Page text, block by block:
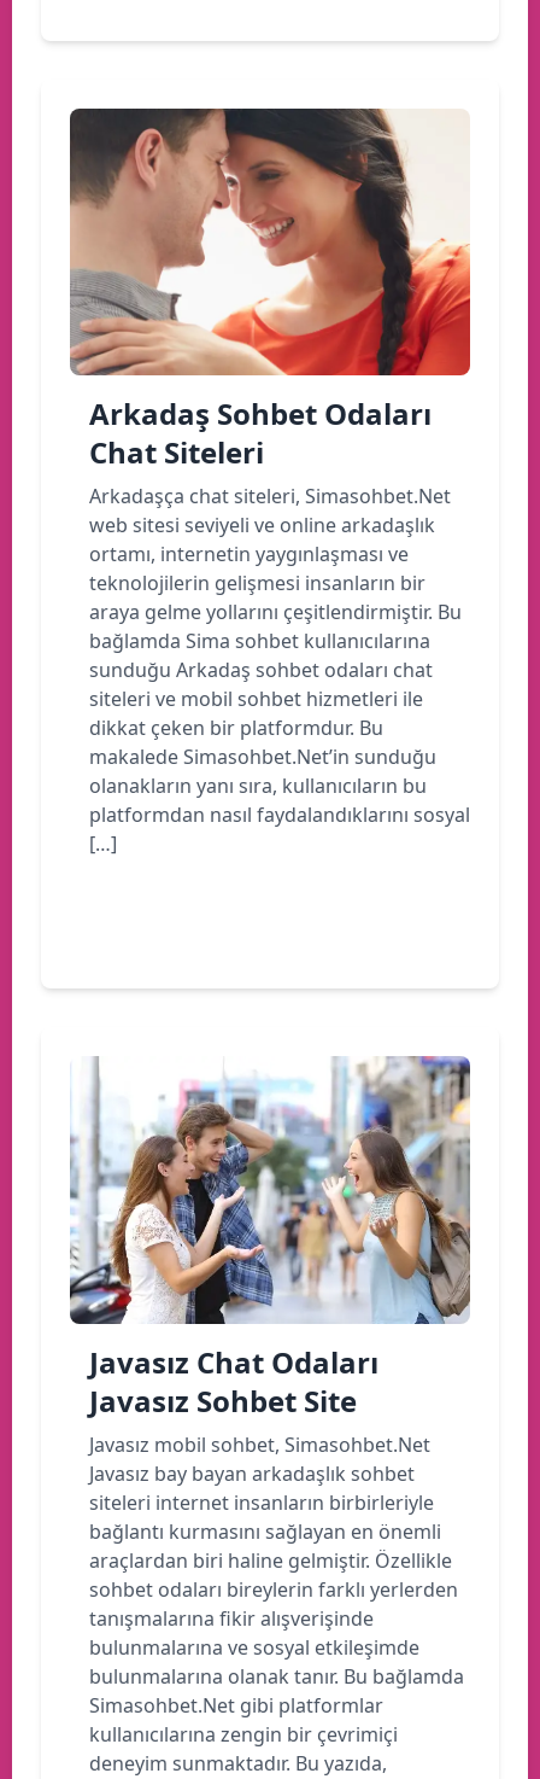
Arkadaş Sohbet Odaları
Chat Siteleri
Arkadaşça chat siteleri, Simasohbet.Net
web sitesi seviyeli ve online arkadaşlık
ortamı, internetin yaygınlaşması ve
teknolojilerin gelişmesi insanların bir
araya gelme yollarını çeşitlendirmiştir. Bu
bağlamda Sima sohbet kullanıcılarına
sunduğu Arkadaş sohbet odaları chat
siteleri ve mobil sohbet hizmetleri ile
dikkat çeken bir platformdur. Bu
makalede Simasohbet.Net’in sunduğu
olanakların yanı sıra, kullanıcıların bu
platformdan nasıl faydalandıklarını sosyal
[…]
Javasız Chat Odaları
Javasız Sohbet Site
Javasız mobil sohbet, Simasohbet.Net
Javasız bay bayan arkadaşlık sohbet
siteleri internet insanların birbirleriyle
bağlantı kurmasını sağlayan en önemli
araçlardan biri haline gelmiştir. Özellikle
sohbet odaları bireylerin farklı yerlerden
tanışmalarına fikir alışverişinde
bulunmalarına ve sosyal etkileşimde
bulunmalarına olanak tanır. Bu bağlamda
Simasohbet.Net gibi platformlar
kullanıcılarına zengin bir çevrimiçi
deneyim sunmaktadır. Bu yazıda,